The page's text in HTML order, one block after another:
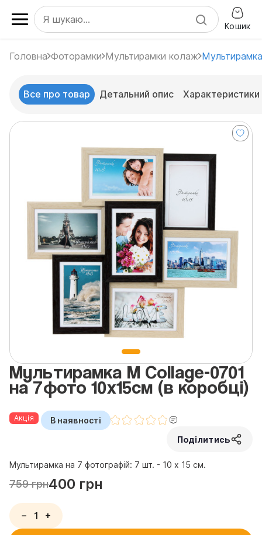
Кошик
Головна Фоторамки Мультирамки колаж
Все про товар Детальний опис Характеристики
Мультирамка M Collage-0701
на 7фото 10x15см (в коробці)
Акція В наявності
Поділитись
Мультирамка на 7 фотографій: 7 шт. - 10 x 15 см.
759 грн400 грн
− +